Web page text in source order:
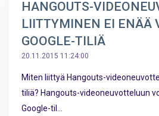
HANGOUTS-
LIITTYMINEN EI ENÄÄ
GOOGLE-TILIÄ
20.11.2015 11:24:00
Miten liittyä Hangouts-
tiliä? Hangouts-videoneuvotteluun
Google-til...